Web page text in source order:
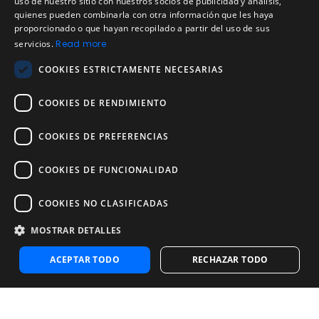
Política de cookies
Política de devoluciones
Acuerdo de licencia de usuario
Aviso legal
Política de uso aceptable
Empresa
Acerca de nosotros
Blog
Pruebas de confiabilidad y validez
Pruebas
Contáctenos
Contáctenos
Contactar con ventas
Noosa Labs Inc – Las Vegas, NV, USA
SPANISH
quienes pueden combinarla con otra información que les haya
proporcionado o que hayan recopilado a partir del uso de sus
servicios.Read more
COOKIES ESTRICTAMENTE NECESARIAS
COOKIES DE RENDIMIENTO
COOKIES DE PREFERENCIAS
COOKIES DE FUNCIONALIDAD
COOKIES NO CLASIFICADAS
MOSTRAR DETALLES
ACEPTAR TODO RECHAZAR TODO